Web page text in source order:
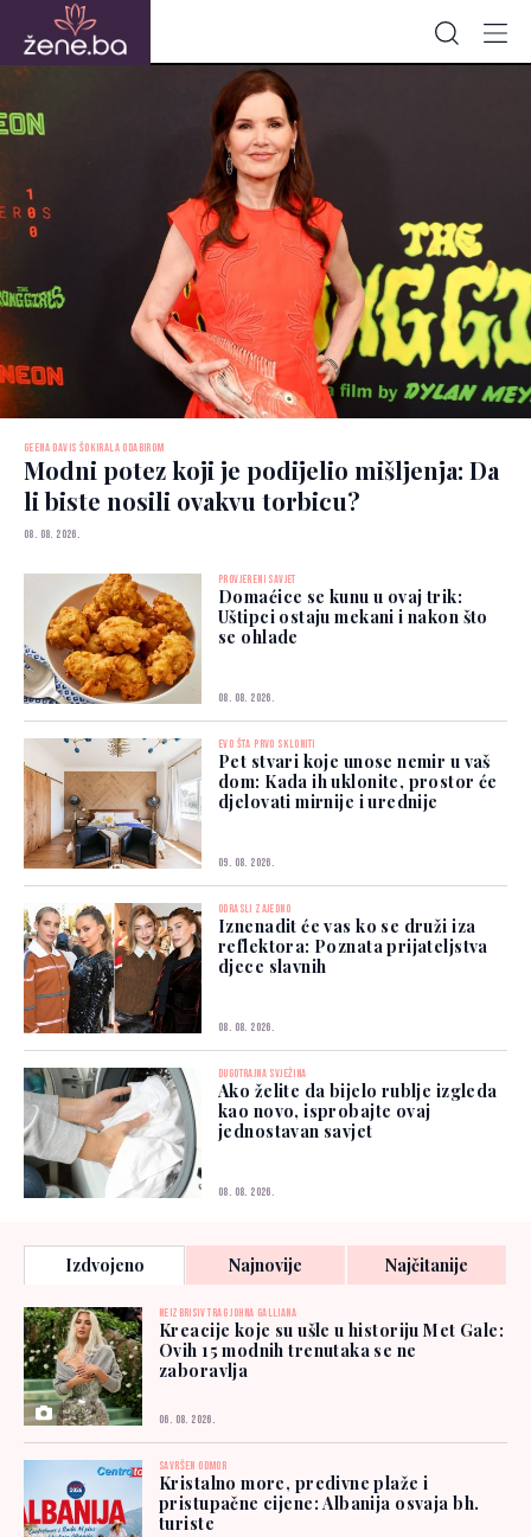
GEENA DAVIS ŠOKIRALA ODABIROM
Modni potez koji je podijelio mišljenja: Da
li biste nosili ovakvu torbicu?
08. 08. 2026.
PROVJERENI SAVJET
Domaćice se kunu u ovaj trik:
Uštipci ostaju mekani i nakon što
se ohlade
08. 08. 2026.
EVO ŠTA PRVO SKLONITI
Pet stvari koje unose nemir u vaš
dom: Kada ih uklonite, prostor će
djelovati mirnije i urednije
09. 08. 2026.
ODRASLI ZAJEDNO
Iznenadit će vas ko se druži iza
reflektora: Poznata prijateljstva
djece slavnih
08. 08. 2026.
DUGOTRAJNA SVJEŽINA
Ako želite da bijelo rublje izgleda
kao novo, isprobajte ovaj
jednostavan savjet
08. 08. 2026.
Izdvojeno Najnovije Najčitanije
NEIZBRISIV TRAG JOHNA GALLIANA
Kreacije koje su ušle u historiju Met Gale:
Ovih 15 modnih trenutaka se ne
zaboravlja
06. 08. 2026.
SAVRŠEN ODMOR
Kristalno more, predivne plaže i
pristupačne cijene: Albanija osvaja bh.
turiste